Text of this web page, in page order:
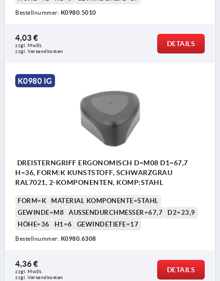
Bestellnummer: K0980.5010
4,03 €
zzgl. MwSt.
zzgl. Versandkosten
DETAILS
K0980 IG
DREISTERNGRIFF ERGONOMISCH D=M08 D1=67,7
H=36, FORM:K KUNSTSTOFF, SCHWARZGRAU
RAL7021, 2-KOMPONENTEN, KOMP:STAHL
FORM=K
MATERIAL KOMPONENTE=STAHL
GEWINDE=M8
AUSSENDURCHMESSER=67,7
D2=23,9
HÖHE=36
H1=6 GEWINDETIEFE=17
Bestellnummer: K0980.6308
4,36 €
zzgl. MwSt.
zzgl. Versandkosten
DETAILS